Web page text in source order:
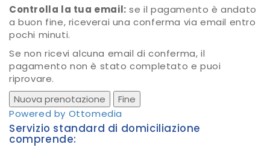
Controlla la tua email: se il pagamento è andato
a buon fine, riceverai una conferma via email entro
pochi minuti.
Se non ricevi alcuna email di conferma, il
pagamento non è stato completato e puoi
riprovare.
Nuova prenotazione
Fine
Powered by Ottomedia
Servizio standard di domiciliazione
comprende: